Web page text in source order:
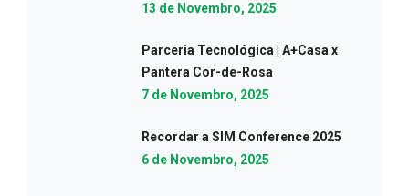
13 de Novembro, 2025
Parceria Tecnológica | A+Casa x
Pantera Cor-de-Rosa
7 de Novembro, 2025
Recordar a SIM Conference 2025
6 de Novembro, 2025